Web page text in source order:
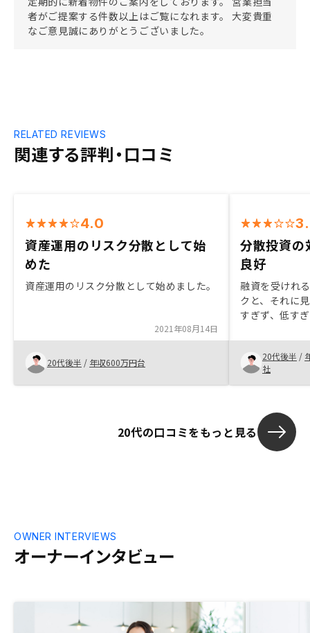
者がご提案する件数以上はご覧になれます。 大変貴重
なご意見誠にありがとうございました。
関連する評判・口コミ
RELATED REVIEWS
4.0
資産運用のリスク分散として始
めた
資産運用のリスク分散として始めました。
2021年08月14日
20代後半 / 年収600万円台
分散投資の
良好
融資を受けれ
クと、それに
すぎず、低す
安要素はロー
不動産を持っ
なバツではな
した。契約時
重々理解して
物なので気を
20代後半 /
社
20代の口コミをもっと見る
オーナーインタビュー
OWNER INTERVIEWS